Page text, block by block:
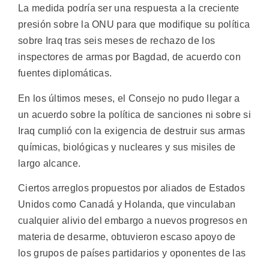
La medida podría ser una respuesta a la creciente
presión sobre la ONU para que modifique su política
sobre Iraq tras seis meses de rechazo de los
inspectores de armas por Bagdad, de acuerdo con
fuentes diplomáticas.
En los últimos meses, el Consejo no pudo llegar a
un acuerdo sobre la política de sanciones ni sobre si
Iraq cumplió con la exigencia de destruir sus armas
químicas, biológicas y nucleares y sus misiles de
largo alcance.
Ciertos arreglos propuestos por aliados de Estados
Unidos como Canadá y Holanda, que vinculaban
cualquier alivio del embargo a nuevos progresos en
materia de desarme, obtuvieron escaso apoyo de
los grupos de países partidarios y oponentes de las